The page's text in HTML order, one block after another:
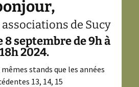
associations de Sucy
8 septembre de 9h à
18h 2024.
stands que les années
13, 14, 15